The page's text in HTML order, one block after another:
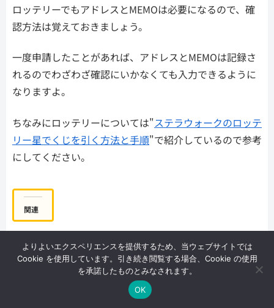
ロッテリーでもアドレスとMEMOは必要になるので、確
認方法は覚えておきましょう。
一度申請したことがあれば、アドレスとMEMOは記録さ
れるのでわざわざ確認にいかなくても入力できるように
なりますよ。
ちなみにロッテリーについては"ステラウォークのロッテ
リー星でくじを引く方法と手順"で紹介しているので参考
にしてください。
関連
い投資運用報告 49ヶ月目
2024年3月4日
い投資運用報告 50ヶ月目
2024年4月3日
運用実績
検索
よりよいエクスペリエンスを提供するため、当ウェブサイトでは
Cookie を使用しています。引き続き閲覧する場合、Cookie の使用
を承諾したものとみなされます。
OK